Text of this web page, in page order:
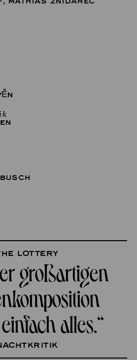
Lottery
großartigen
alles.“